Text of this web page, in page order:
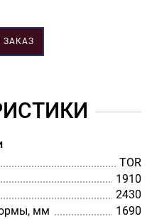
TOR
1910
2430
мм
1690